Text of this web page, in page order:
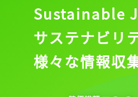
Sustainable
サステナビリ
様々な情報収